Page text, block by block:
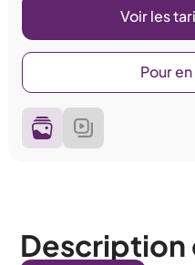
Voir les
Pour
Description